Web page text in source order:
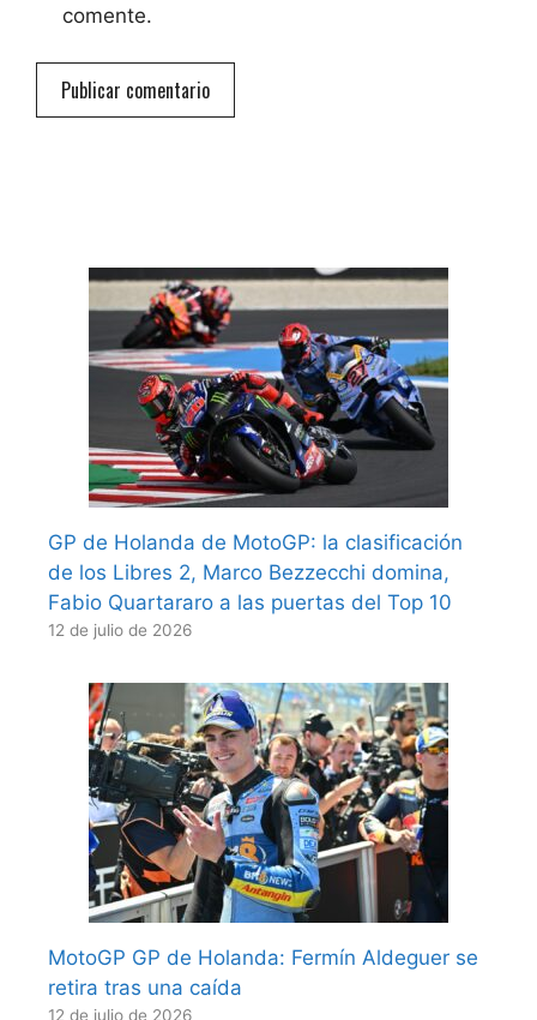
comente.
GP de Holanda de MotoGP: la clasificación
de los Libres 2, Marco Bezzecchi domina,
Fabio Quartararo a las puertas del Top 10
12 de julio de 2026
MotoGP GP de Holanda: Fermín Aldeguer se
retira tras una caída
12 de julio de 2026